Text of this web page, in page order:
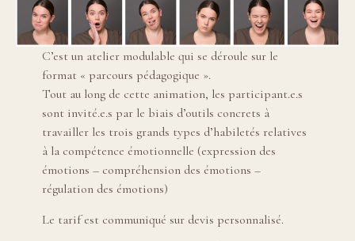
C’est un atelier modulable qui se déroule sur le
format « parcours pédagogique ».
Tout au long de cette animation, les participant.e.s
sont invité.e.s par le biais d’outils concrets à
travailler les trois grands types d’habiletés relatives
à la compétence émotionnelle (expression des
émotions – compréhension des émotions –
régulation des émotions)
Le tarif est communiqué sur devis personnalisé.